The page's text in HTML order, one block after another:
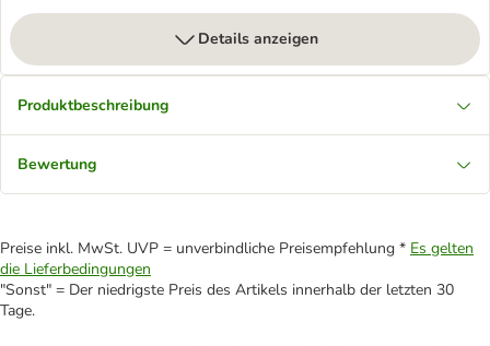
Details anzeigen
Produktbeschreibung
Bewertung
Preise inkl. MwSt. UVP = unverbindliche Preisempfehlung * Es gelten
die Lieferbedingungen
"Sonst" = Der niedrigste Preis des Artikels innerhalb der letzten 30
Tage.